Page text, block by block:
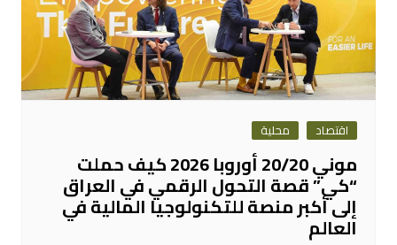
اقتصاد محلية
موني 20/20 أوروبا 2026 كيف حملت
“كي” قصة التحول الرقمي في العراق
إلى أكبر منصة للتكنولوجيا المالية في
العالم